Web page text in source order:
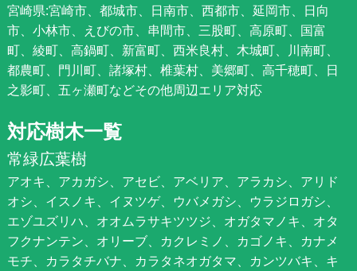
宮崎県:宮崎市、都城市、日南市、西都市、延岡市、日向
市、小林市、えびの市、串間市、三股町、高原町、国富
町、綾町、高鍋町、新富町、西米良村、木城町、川南町、
都農町、門川町、諸塚村、椎葉村、美郷町、高千穂町、日
之影町、五ヶ瀬町などその他周辺エリア対応
対応樹木一覧
常緑広葉樹
アオキ、アカガシ、アセビ、アベリア、アラカシ、アリド
オシ、イスノキ、イヌツゲ、ウバメガシ、ウラジロガシ、
エゾユズリハ、オオムラサキツツジ、オガタマノキ、オタ
フクナンテン、オリーブ、カクレミノ、カゴノキ、カナメ
モチ、カラタチバナ、カラタネオガタマ、カンツバキ、キ